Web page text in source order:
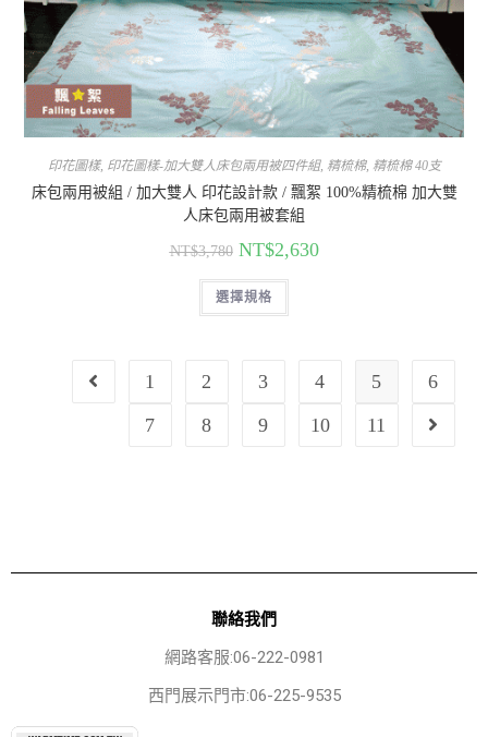
印花圖樣, 印花圖樣-加大雙人床包兩用被四件組, 精梳棉, 精梳棉 40支
床包兩用被組 / 加大雙人 印花設計款 / 飄絮 100%精梳棉 加大雙
人床包兩用被套組
NT$3,780 NT$2,630
選擇規格
1 2 3 4 5
6
7
8 9 10 11
聯絡我們
網路客服:06-222-0981
西門展示門市:06-225-9535